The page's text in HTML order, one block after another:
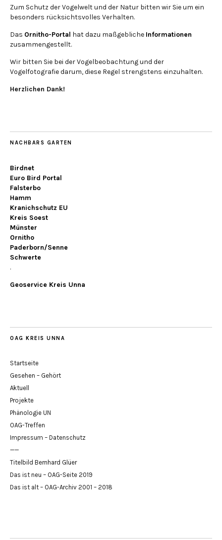
Zum Schutz der Vogelwelt und der Natur bitten wir Sie um ein
besonders rücksichtsvolles Verhalten.
Das Ornitho-Portal hat dazu maßgebliche Informationen
zusammengestellt.
Wir bitten Sie bei der Vogelbeobachtung und der
Vogelfotografie darum, diese Regel strengstens einzuhalten.
Herzlichen Dank!
NACHBARS GARTEN
Birdnet
Euro Bird Portal
Falsterbo
Hamm
Kranichschutz EU
Kreis Soest
Münster
Ornitho
Paderborn/Senne
Schwerte
.
Geoservice Kreis Unna
OAG KREIS UNNA
Startseite
Gesehen – Gehört
Aktuell
Projekte
Phänologie UN
OAG-Treffen
Impressum – Datenschutz
——
Titelbild Bernhard Glüer
Das ist neu – OAG-Seite 2019
Das ist alt – OAG-Archiv 2001 – 2018